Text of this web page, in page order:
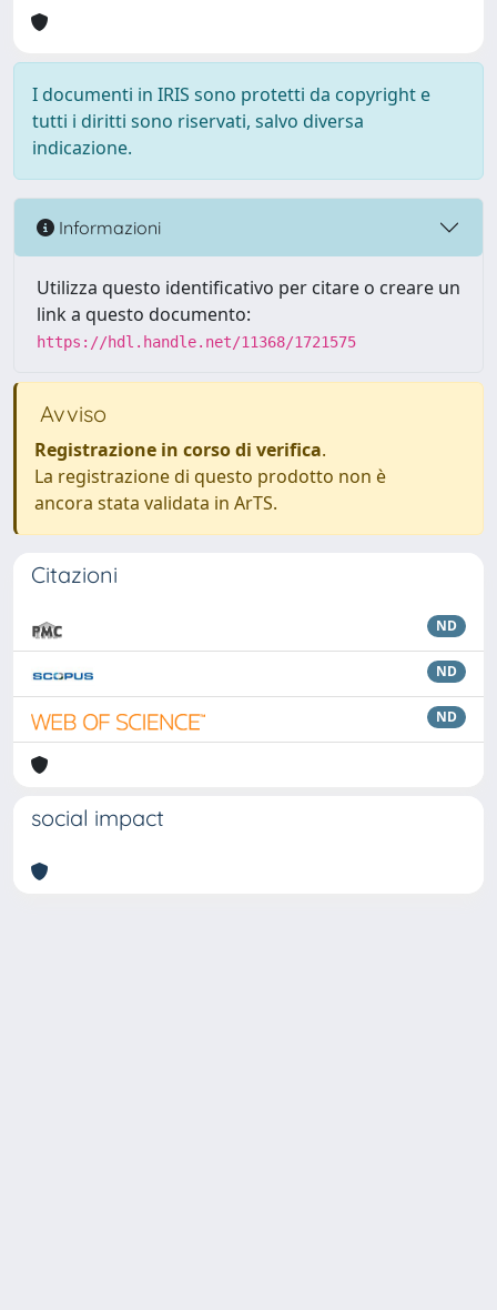
I documenti in IRIS sono protetti da copyright e
tutti i diritti sono riservati, salvo diversa
indicazione.
Informazioni
Utilizza questo identificativo per citare o creare un
link a questo documento:
https://hdl.handle.net/11368/1721575
Avviso
Registrazione in corso di verifica.
La registrazione di questo prodotto non è
ancora stata validata in ArTS.
Citazioni
ND
ND
ND
social impact